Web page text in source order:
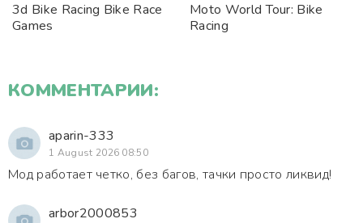
3d Bike Racing Bike Race
Games
Moto World Tour: Bike
Racing
КОММЕНТАРИИ:
aparin-333
1 August 2026 08:50
Мод работает четко, без багов, тачки просто ликвид!
arbor2000853